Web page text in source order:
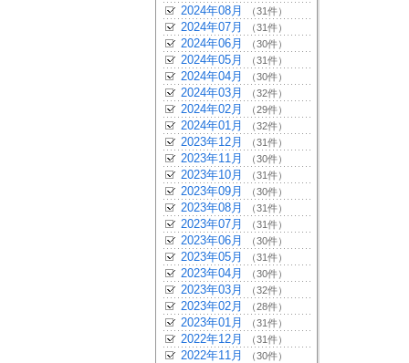
2024年08月 （31件）
2024年07月 （31件）
2024年06月 （30件）
2024年05月 （31件）
2024年04月 （30件）
2024年03月 （32件）
2024年02月 （29件）
2024年01月 （32件）
2023年12月 （31件）
2023年11月 （30件）
2023年10月 （31件）
2023年09月 （30件）
2023年08月 （31件）
2023年07月 （31件）
2023年06月 （30件）
2023年05月 （31件）
2023年04月 （30件）
2023年03月 （32件）
2023年02月 （28件）
2023年01月 （31件）
2022年12月 （31件）
2022年11月 （30件）